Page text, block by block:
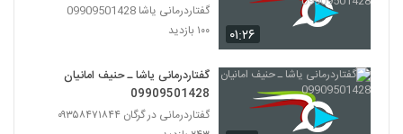
۰۱:۲۶
گفتاردرمانی یاشا 09909501428
۱۰۰ بازدید
گفتاردرمانی یاشا ـ حنیف امانیان
09909501428
گفتاردرمانی در گرگان ۰۹۳۵۸۴۷۱۸۴۴